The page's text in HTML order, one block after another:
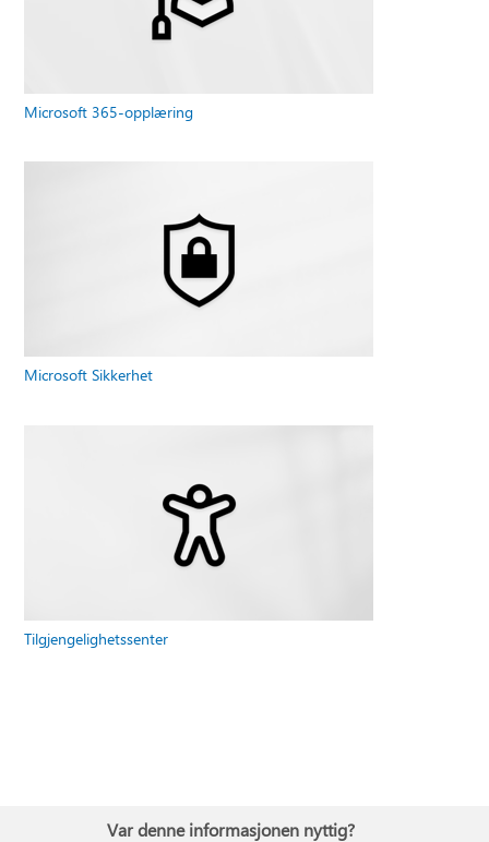
Microsoft 365-opplæring
Microsoft Sikkerhet
Tilgjengelighetssenter
Var denne informasjonen nyttig?